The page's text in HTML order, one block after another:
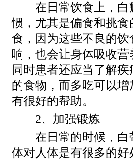
在日常饮食上，白
惯，尤其是偏食和挑
食，因为这些不良的
响，也会让身体吸收
同时患者还应当了解
的食物，而多吃可以
有很好的帮助。
2、加强锻炼
在日常的时候，白
体对人体是有很多的